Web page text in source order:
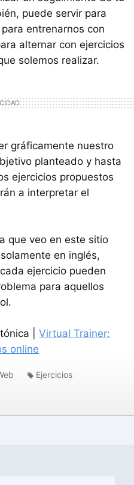
puede servir para
entrenarnos con
alternar con ejercicios
solemos realizar.
gráficamente nuestro
planteado y hasta
ejercicios propuestos
a interpretar el
que veo en este sitio
en inglés,
ejercicio pueden
para aquellos
| Virtual Trainer:
online
Ejercicios